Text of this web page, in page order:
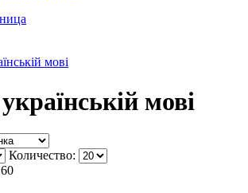
мові
мові
Количество:
60